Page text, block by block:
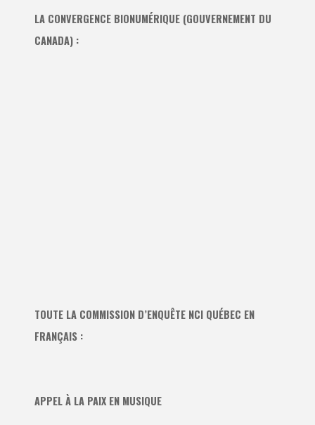
LA CONVERGENCE BIONUMÉRIQUE (GOUVERNEMENT DU
CANADA) :
TOUTE LA COMMISSION D’ENQUÊTE NCI QUÉBEC EN
FRANÇAIS :
APPEL À LA PAIX EN MUSIQUE